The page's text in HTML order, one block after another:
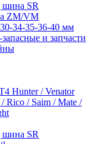
шина SR
ZM/VM
34-35-36-40 мм
и запчасти
Hunter / Venator
Rico / Saim / Mate /
шина SR